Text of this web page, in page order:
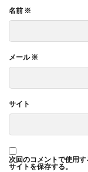
名前 ※
メール※
サイト
次回のコメントで使用す
サイトを保存する。